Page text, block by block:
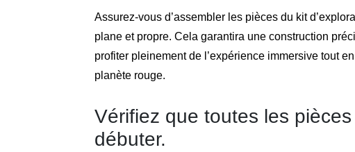
Assurez-vous d’assembler les pièces du kit
plane et propre. Cela garantira une construction
profiter pleinement de l’expérience immersive tout
planète rouge.
Vérifiez que toutes les
débuter.